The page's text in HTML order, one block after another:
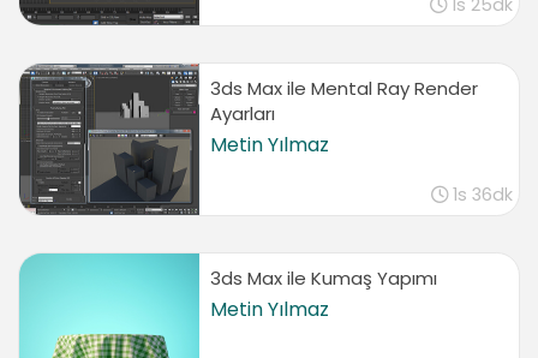
1s 25dk
3ds Max ile Mental Ray Render
Ayarları
Metin Yılmaz
1s 36dk
3ds Max ile Kumaş Yapımı
Metin Yılmaz